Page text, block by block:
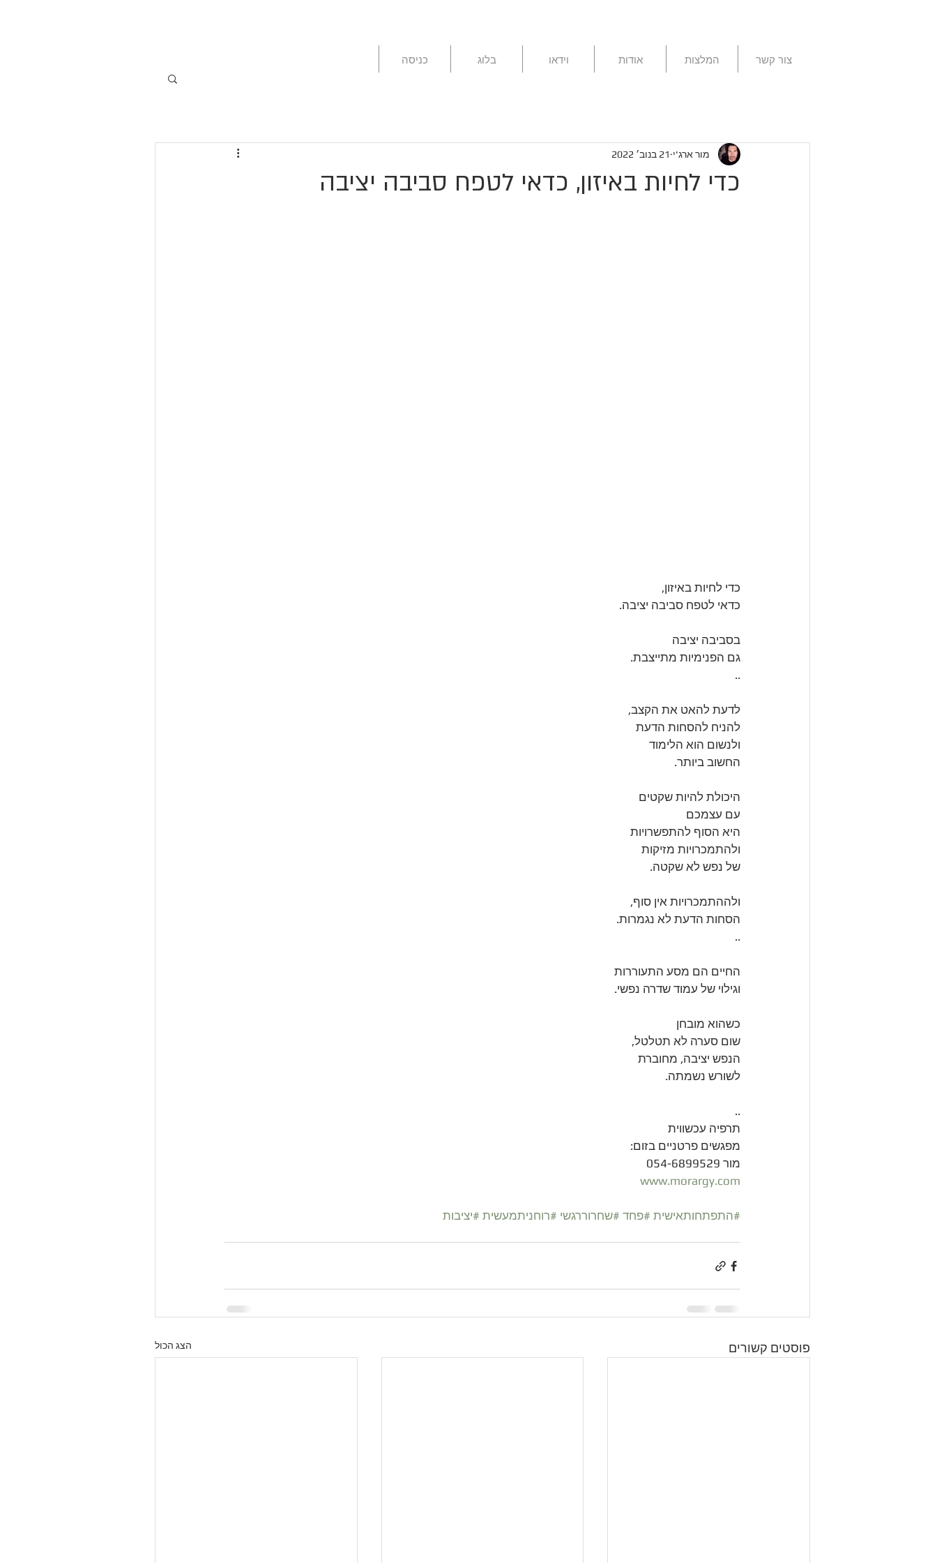
צור קשר המלצות אודות וידאו בלוג כניסה
כדי לחיות באיזון, כדאי לטפח סביבה יציבה
מור ארג'י 21 בנוב׳ 2022
כדי לחיות באיזון,
כדאי לטפח סביבה יציבה.
בסביבה יציבה
גם הפנימיות מתייצבת.
..
לדעת להאט את הקצב,
להניח להסחות הדעת
ולנשום הוא הלימוד
החשוב ביותר.
היכולת להיות שקטים
עם עצמכם
היא הסוף להתפשרויות
ולהתמכרויות מזיקות
של נפש לא שקטה.
ולההתמכרויות אין סוף,
הסחות הדעת לא נגמרות.
..
החיים הם מסע התעוררות
וגילוי של עמוד שדרה נפשי.
כשהוא מובחן
שום סערה לא תטלטל,
הנפש יציבה, מחוברת
לשורש נשמתה.
..
תרפיה עכשווית
מפגשים פרטניים בזום:
מור 054-6899529
www.morargy.com
#התפתחותאישית #פחד #שחרוררגשי #רוחניתמעשית #יציבות
פוסטים קשורים הצג הכול